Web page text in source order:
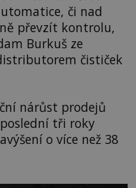
či nad
převzít kontrolu,
Burkuš ze
čističek
nárůst prodejů
tři roky
o více než 38